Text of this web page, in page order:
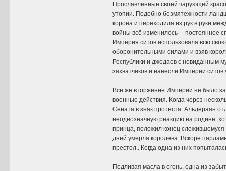
Прославленные своей чарующей
утопии. Подобно безмятежности
корона и переходила из рук в руки
войны всё изменилось —постоянное
Империя ситов использовала всю
оборонительными силами и взяв
Республики и джедаев с невиданным
захватчиков и нанесли Империи
Всё же вторжение Империи не было
военные действия. Когда через
Сената в знак протеста. Альдераан
неоднозначную реакцию на родине:
принца, положил конец сложившемуся
дней умерла королева. Вскоре
престол,. Когда одна из них
Подливая масла в огонь, одна из